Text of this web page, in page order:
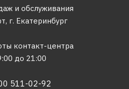
и обслуживания
г. Екатеринбург
контакт-центра
до 21:00
511-02-92